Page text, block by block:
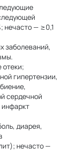
нечасто — ≥0,1
заболеваний,
гипертензии,
сердечной
диарея,
нечасто —